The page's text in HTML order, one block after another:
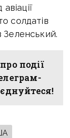
солдатів
Зеленський.
події